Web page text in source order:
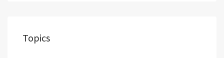
Topics